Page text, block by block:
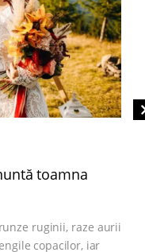
toamna
ruginii, raze aurii
copacilor, iar